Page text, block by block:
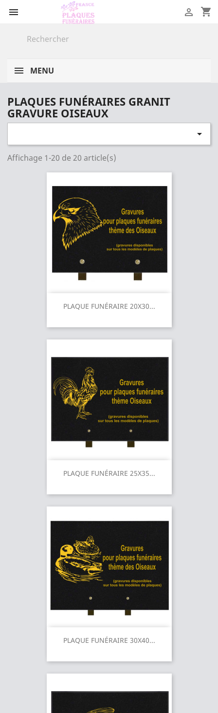
 shopping_cart

MENU
PLAQUES FUNÉRAIRES GRANIT
GRAVURE OISEAUX

Affichage 1-20 de 20 article(s)
PLAQUE FUNÉRAIRE 20X30...
PLAQUE FUNÉRAIRE 25X35...
PLAQUE FUNÉRAIRE 30X40...